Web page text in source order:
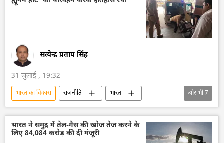
सत्येन्द्र प्रताप सिंह
31 जुलाई , 19:32
भारत का विकास राजनीति
भारत
आत्मनिर्भर भारत
भारत सरकार
स्वस्थ जीवन शैली
जीवन स्तर
स्वास्थ्य
​चिकित्सा
वंदे भारत एक्सप्रेस
और भी7
भारत ने समुद्र में तेल-गैस की खोज तेज करने के
लिए 84,084 करोड़ की दी मंजूरी